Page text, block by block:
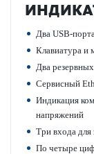
Два USB-
Клав­иа­тура и
Два
Серв­исный
Индик­ация
напряжений
Три входа для
По четыре